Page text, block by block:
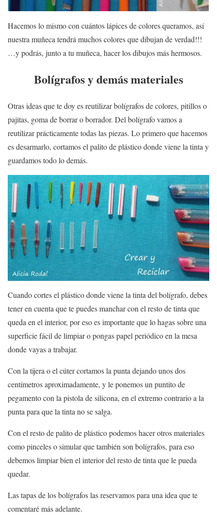
Hacemos lo mismo con cuántos lápices de colores queramos, así
nuestra muñeca tendrá muchos colores que dibujan de verdad!!!
…y podrás, junto a tu muñeca, hacer los dibujos más hermosos.
Bolígrafos y demás materiales
Otras ideas que te doy es reutilizar bolígrafos de colores, pitillos o
pajitas, goma de borrar o borrador. Del bolígrafo vamos a
reutilizar prácticamente todas las piezas. Lo primero que hacemos
es desarmarlo, cortamos el palito de plástico donde viene la tinta y
guardamos todo lo demás.
Cuando cortes el plástico donde viene la tinta del bolígrafo, debes
tener en cuenta que te puedes manchar con el resto de tinta que
queda en el interior, por eso es importante que lo hagas sobre una
superficie fácil de limpiar o pongas papel periódico en la mesa
donde vayas a trabajar.
Con la tijera o el cúter cortamos la punta dejando unos dos
centímetros aproximadamente, y le ponemos un puntito de
pegamento con la pistola de silicona, en el extremo contrario a la
punta para que la tinta no se salga.
Con el resto de palito de plástico podemos hacer otros materiales
como pinceles o simular que también son bolígrafos, para eso
debemos limpiar bien el interior del resto de tinta que le pueda
quedar.
Las tapas de los bolígrafos las reservamos para una idea que te
comentaré más adelante.